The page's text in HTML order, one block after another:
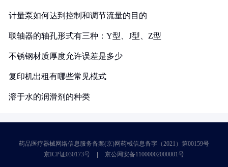
计量泵如何达到控制和调节流量的目的
联轴器的轴孔形式有三种：Y型、J型、Z型
不锈钢材质厚度允许误差是多少
复印机出租有哪些常见模式
溶于水的润滑剂的种类
药品医疗器械网络信息服务备案(京)网药械信息备字（2021）第00159号
京ICP证030173号
京公网安备11000002000001号